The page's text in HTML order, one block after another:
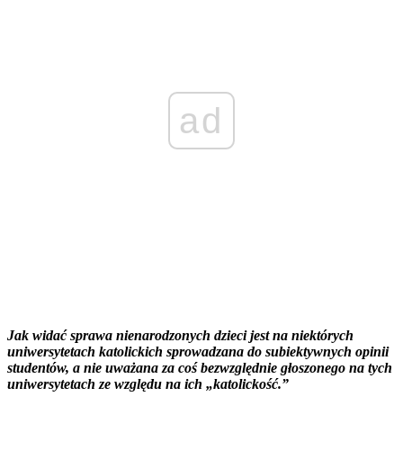
ad
Jak widać sprawa nienarodzonych dzieci jest na niektórych
uniwersytetach katolickich sprowadzana do subiektywnych opinii
studentów, a nie uważana za coś bezwzględnie głoszonego na tych
uniwersytetach ze względu na ich „katolickość.”